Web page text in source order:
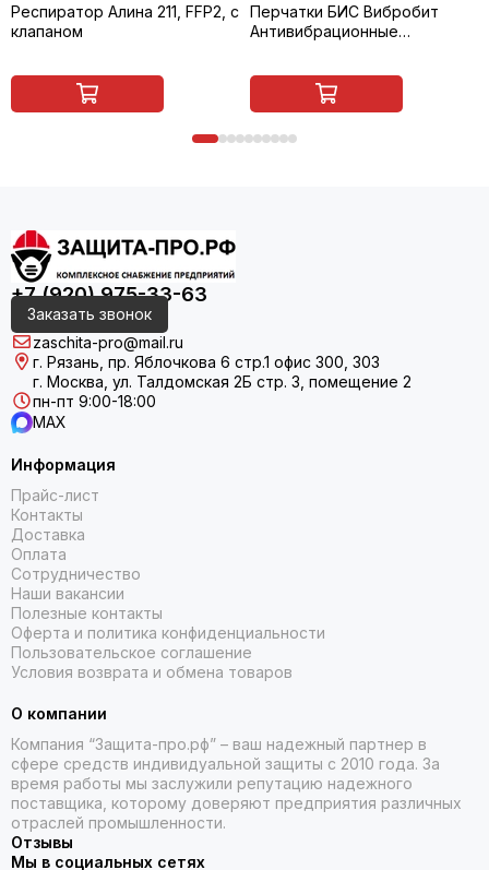
Респиратор Алина 211, FFP2, с
клапаном
Перчатки БИС Вибробит
Антивибрационные
+7 (920) 975-33-63
Заказать звонок
zaschita-pro@mail.ru
г. Рязань, пр. Яблочкова 6 стр.1 офис 300, 303
г. Москва, ул. Талдомская 2Б стр. 3, помещение 2
пн-пт 9:00-18:00
MAX
Информация
Прайс-лист
Контакты
Доставка
Оплата
Сотрудничество
Наши вакансии
Полезные контакты
Оферта и политика конфиденциальности
Пользовательское соглашение
Условия возврата и обмена товаров
О компании
Компания “Защита-про.рф” – ваш надежный партнер в
сфере средств индивидуальной защиты с 2010 года. За
время работы мы заслужили репутацию надежного
поставщика, которому доверяют предприятия различных
отраслей промышленности.
Отзывы
Мы в социальных сетях